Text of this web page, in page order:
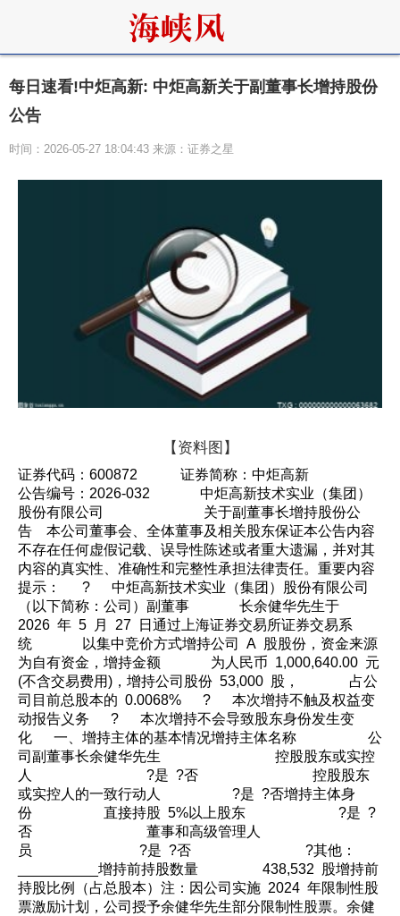
每日速看!中炬高新: 中炬高新关于副董事长增持股份
公告
时间：2026-05-27 18:04:43 来源：证券之星
【资料图】
证券代码：600872 证券简称：中炬高新
公告编号：2026-032 中炬高新技术实业（集团）
股份有限公司 关于副董事长增持股份公
告 本公司董事会、全体董事及相关股东保证本公告内容
不存在任何虚假记载、误导性陈述或者重大遗漏，并对其
内容的真实性、准确性和完整性承担法律责任。重要内容
提示： ? 中炬高新技术实业（集团）股份有限公司
（以下简称：公司）副董事 长余健华先生于
2026 年 5 月 27 日通过上海证券交易所证券交易系
统 以集中竞价方式增持公司 A 股股份，资金来源
为自有资金，增持金额 为人民币 1,000,640.00 元
(不含交易费用)，增持公司股份 53,000 股， 占公
司目前总股本的 0.0068% ? 本次增持不触及权益变
动报告义务 ? 本次增持不会导致股东身份发生变
化 一、增持主体的基本情况增持主体名称 公
司副董事长余健华先生 控股股东或实控
人 ?是 ?否 控股股东
或实控人的一致行动人 ?是 ?否增持主体身
份 直接持股 5%以上股东 ?是 ?
否 董事和高级管理人
员 ?是 ?否 ?其他：
__________增持前持股数量 438,532 股增持前
持股比例（占总股本）注：因公司实施 2024 年限制性股
票激励计划，公司授予余健华先生部分限制性股票。余健